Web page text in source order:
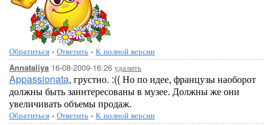
Обратиться - Ответить - К полной версии
Annataliya 16-08-2009-16:26 удалить
Appassionata, грустно. :(( Но по идее, французы наоборот
должны быть заинтересованы в музее. Должны же они
увеличивать объемы продаж.
Обратиться - Ответить - К полной версии